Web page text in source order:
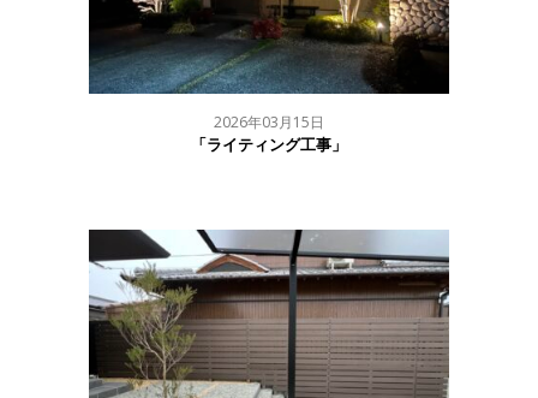
2026年03月15日
「ライティング工事」